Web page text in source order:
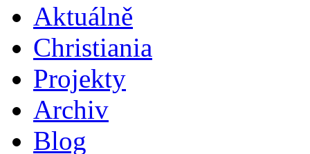
Aktuálně
Christiania
Projekty
Archiv
Blog